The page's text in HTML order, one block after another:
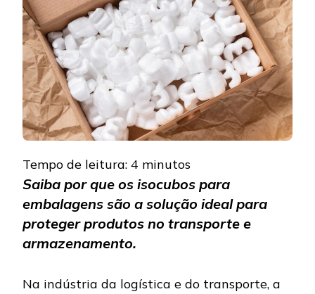
PARA
Tempo de leitura: 4 minutos
Saiba por que os isocubos para
embalagens são a solução ideal para
proteger produtos no transporte e
armazenamento.
Na indústria da logística e do transporte, a